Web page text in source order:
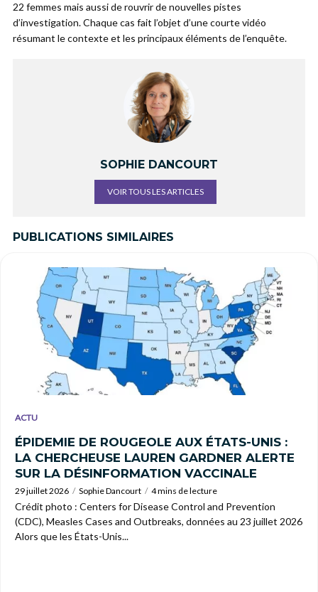
22 femmes mais aussi de rouvrir de nouvelles pistes
d’investigation. Chaque cas fait l’objet d’une courte vidéo
résumant le contexte et les principaux éléments de l’enquête.
SOPHIE DANCOURT
VOIR TOUS LES ARTICLES
PUBLICATIONS SIMILAIRES
ACTU
ÉPIDEMIE DE ROUGEOLE AUX ÉTATS-UNIS :
LA CHERCHEUSE LAUREN GARDNER ALERTE
SUR LA DÉSINFORMATION VACCINALE
29 juillet 2026 Sophie Dancourt 4 mins de lecture
Crédit photo : Centers for Disease Control and Prevention
(CDC), Measles Cases and Outbreaks, données au 23 juillet 2026
Alors que les États-Unis...